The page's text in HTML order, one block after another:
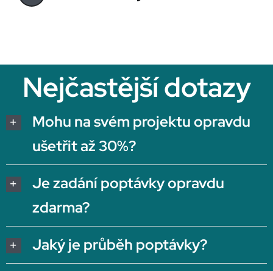
Nejčastější dotazy
Mohu na svém projektu opravdu
ušetřit až 30%?
Je zadání poptávky opravdu
zdarma?
Jaký je průběh poptávky?